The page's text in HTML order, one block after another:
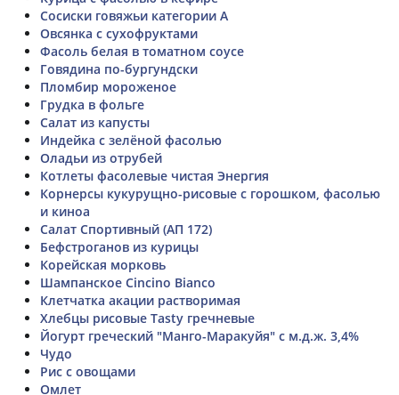
Сосиски говяжьи категории А
Овсянка с сухофруктами
Фасоль белая в томатном соусе
Говядина по-бургундски
Пломбир мороженое
Грудка в фольге
Салат из капусты
Индейка с зелёной фасолью
Оладьи из отрубей
Котлеты фасолевые чистая Энергия
Корнерсы кукурущно-рисовые с горошком, фасолью
и киноа
Салат Спортивный (АП 172)
Бефстроганов из курицы
Корейская морковь
Шампанское Cincino Bianco
Клетчатка акации растворимая
Хлебцы рисовые Tasty гречневые
Йогурт греческий "Манго-Маракуйя" с м.д.ж. 3,4%
Чудо
Рис с овощами
Омлет